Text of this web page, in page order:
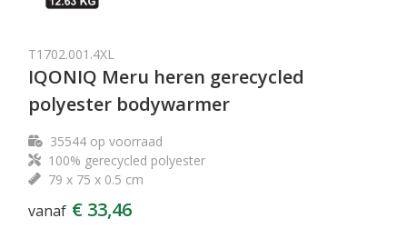
T1702.001.4XL
IQONIQ Meru heren gerecycled
polyester bodywarmer
35544op voorraad
100% gerecycled polyester
79 x 75 x 0.5 cm
vanaf € 33,46